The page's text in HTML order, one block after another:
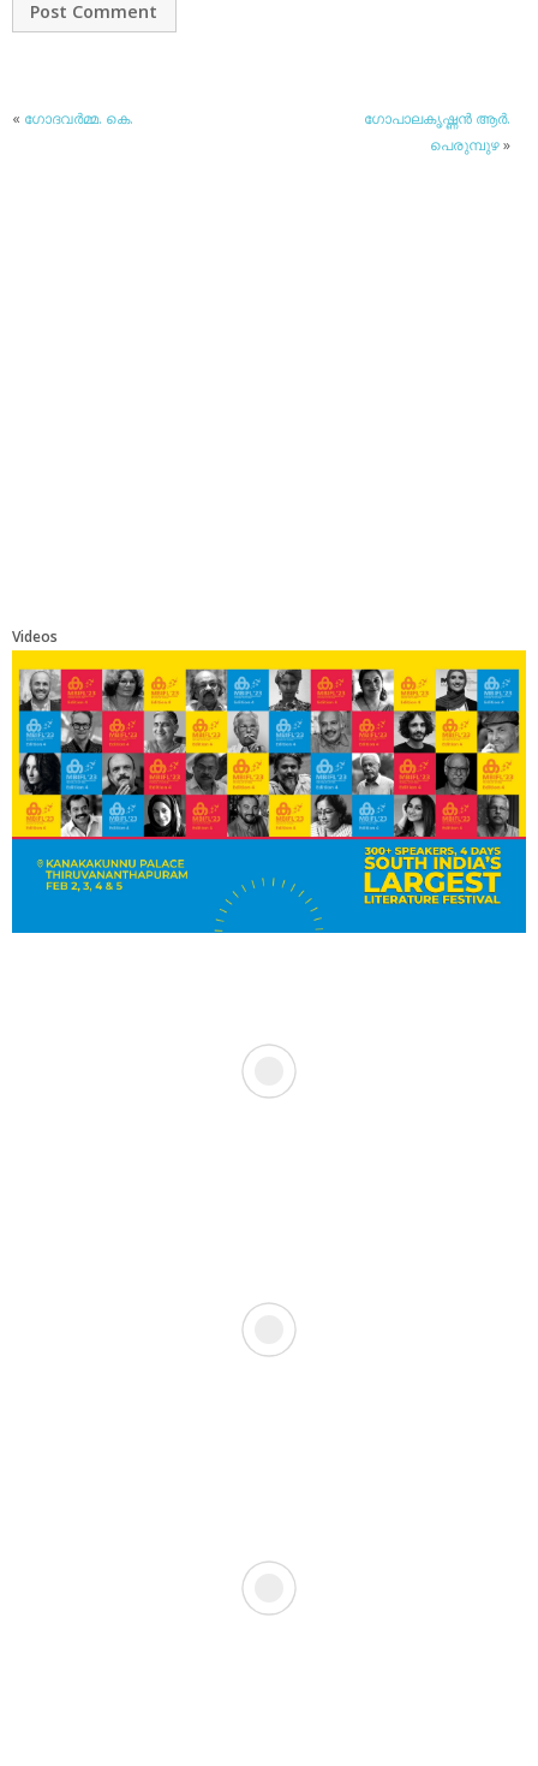
« ഗോദവര്‍മ്മ. കെ.
ഗോപാലകൃഷ്ണന്‍ ആര്‍.
പെരുമ്പുഴ»
Videos